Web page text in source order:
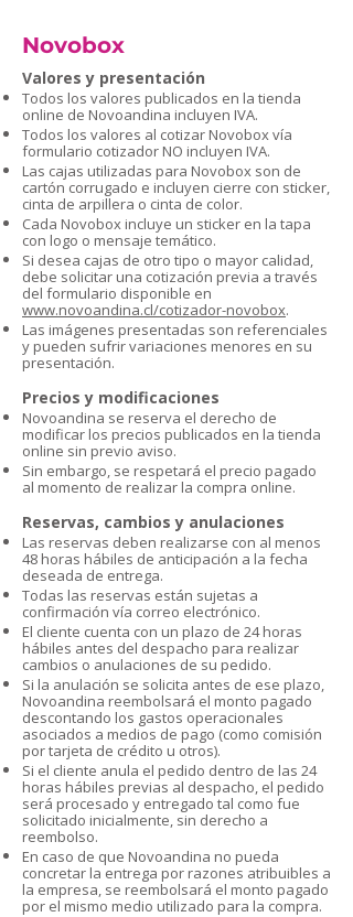
Novobox
Valores y presentación
Todos los valores publicados en la tienda
online de Novoandina incluyen IVA.
Todos los valores al cotizar Novobox vía
formulario cotizador NO incluyen IVA.
Las cajas utilizadas para Novobox son de
cartón corrugado e incluyen cierre con sticker,
cinta de arpillera o cinta de color.
Cada Novobox incluye un sticker en la tapa
con logo o mensaje temático.
Si desea cajas de otro tipo o mayor calidad,
debe solicitar una cotización previa a través
del formulario disponible en
www.novoandina.cl/cotizador-novobox.
Las imágenes presentadas son referenciales
y pueden sufrir variaciones menores en su
presentación.
Precios y modificaciones
Novoandina se reserva el derecho de
modificar los precios publicados en la tienda
online sin previo aviso.
Sin embargo, se respetará el precio pagado
al momento de realizar la compra online.
Reservas, cambios y anulaciones
Las reservas deben realizarse con al menos
48 horas hábiles de anticipación a la fecha
deseada de entrega.
Todas las reservas están sujetas a
confirmación vía correo electrónico.
El cliente cuenta con un plazo de 24 horas
hábiles antes del despacho para realizar
cambios o anulaciones de su pedido.
Si la anulación se solicita antes de ese plazo,
Novoandina reembolsará el monto pagado
descontando los gastos operacionales
asociados a medios de pago (como comisión
por tarjeta de crédito u otros).
Si el cliente anula el pedido dentro de las 24
horas hábiles previas al despacho, el pedido
será procesado y entregado tal como fue
solicitado inicialmente, sin derecho a
reembolso.
En caso de que Novoandina no pueda
concretar la entrega por razones atribuibles a
la empresa, se reembolsará el monto pagado
por el mismo medio utilizado para la compra.